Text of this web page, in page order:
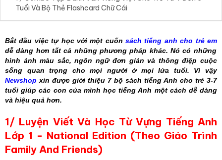
Tuổi Và Bộ Thẻ Flashcard Chữ Cái
Bắt đầu việc tự học với một cuốnsách tiếng anh cho trẻ em
dễ dàng hơn tất cả những phương pháp khác. Nó có những
hình ảnh màu sắc, ngôn ngữ đơn giản và thông điệp cuộc
sống quan trọng cho mọi người ở mọi lứa tuổi. Vì vậy
Newshop xin được giới thiệu 7 bộ sách tiếng Anh cho trẻ 3-7
tuổi giúp các con của mình học tiếng Anh một cách dễ dàng
và hiệu quả hơn.
1/ Luyện Viết Và Học Từ Vựng Tiếng Anh
Lớp 1 - National Edition (Theo Giáo Trình
Family And Friends)